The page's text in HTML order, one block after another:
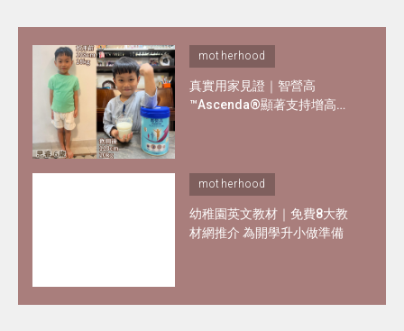
motherhood
真實用家見證｜智營高
™Ascenda®顯著支持增高增
motherhood
幼稚園英文教材｜免費8大教
材網推介 為開學升小做準備